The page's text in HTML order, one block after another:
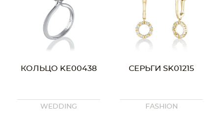
КОЛЬЦО KE00438
WEDDING
СЕРЬГИ SK01215
FASHION